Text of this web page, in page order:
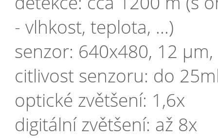
- vlhkost, teplota, ...)
senzor: 640x480, 12
citlivost senzoru: do
optické zvětšení: 1,6x
digitální zvětšení: až 8x